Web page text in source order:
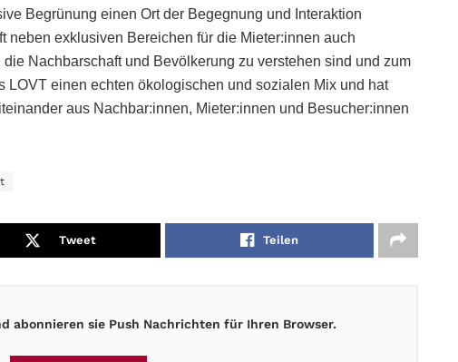
Begrünung einen Ort der Begegnung und Interaktion
neben exklusiven Bereichen für die Mieter:innen auch
Nachbarschaft und Bevölkerung zu verstehen sind und zum
LOVT einen echten ökologischen und sozialen Mix und hat
aus Nachbar:innen, Mieter:innen und Besucher:innen
Tweet Teilen
abonnieren sie Push Nachrichten für Ihren Browser.